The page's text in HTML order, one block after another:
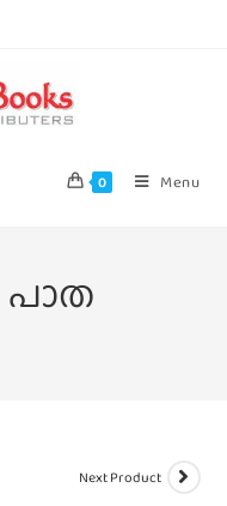
0 Menu
പാത
Next Product